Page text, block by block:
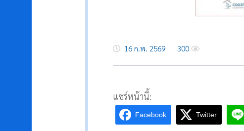
16 ก.พ. 2569 300
แชร์หน้านี้:
Facebook Twitter